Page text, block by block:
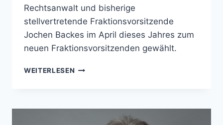
Rechtsanwalt und bisherige
stellvertretende Fraktionsvorsitzende
Jochen Backes im April dieses Jahres zum
neuen Fraktionsvorsitzenden gewählt.
WEITERLESEN PM:
(EBB):
FRAKTIONSVERSAMMLUNG